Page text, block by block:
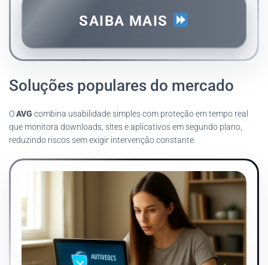
SAIBA MAIS
Soluções populares do mercado
OAVG combina usabilidade simples com proteção em tempo real
que monitora downloads, sites e aplicativos em segundo plano,
reduzindo riscos sem exigir intervenção constante.